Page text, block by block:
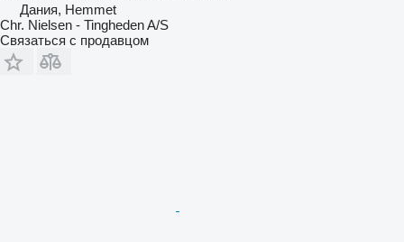
Дания, Hemmet
Chr. Nielsen - Tingheden A/S
Связаться с продавцом